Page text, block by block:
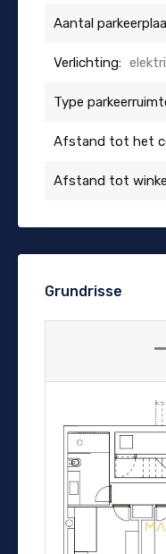
Aantal
Verlichting:
Type
Afstand tot het
Afstand tot
Grundrisse